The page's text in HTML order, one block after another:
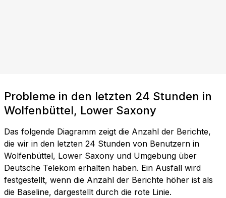
Probleme in den letzten 24 Stunden in
Wolfenbüttel, Lower Saxony
Das folgende Diagramm zeigt die Anzahl der Berichte,
die wir in den letzten 24 Stunden von Benutzern in
Wolfenbüttel, Lower Saxony und Umgebung über
Deutsche Telekom erhalten haben. Ein Ausfall wird
festgestellt, wenn die Anzahl der Berichte höher ist als
die Baseline, dargestellt durch die rote Linie.